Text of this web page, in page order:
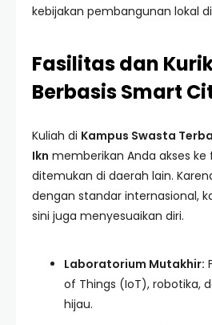
kebijakan pembangunan lokal di
Fasilitas dan
Berbasis Smart
Kuliah di Kampus Swasta
Ikn memberikan Anda akses ke
ditemukan di daerah lain.
dengan standar internasional,
sini juga menyesuaikan diri.
Laboratorium Mutakhir:
of Things (IoT), robotika,
hijau.